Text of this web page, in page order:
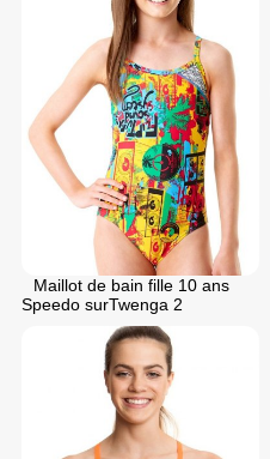
Maillot de bain fille 10 ans
Speedo surTwenga 2